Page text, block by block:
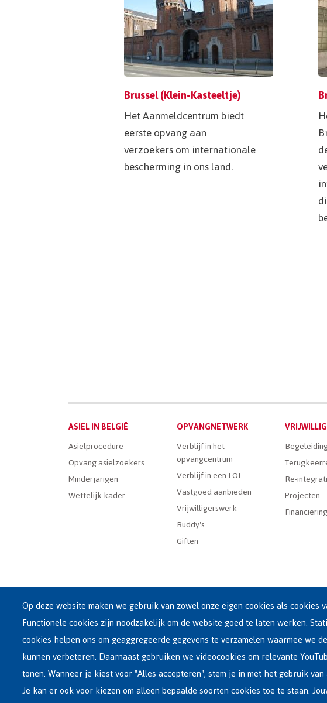
Brussel (Klein-Kasteeltje)
Het Aanmeldcentrum biedt
eerste opvang aan
verzoekers om internationale
bescherming in ons land.
Main
Dutch
Menu
ASIEL IN BELGIË
Asielprocedure
Opvang asielzoekers
Minderjarigen
Wettelijk kader
OPVANGNETWERK
Verblijf in het
opvangcentrum
Verblijf in een LOI
Vastgoed aanbieden
Vrijwilligerswerk
Buddy's
Giften
Re-
Projecten
Financiering
Hoofdzetel Fedasil
Kartuizersstraat 21 , 1000 Brussel
Email : info@fedasil.be • T : +32-(0)2-213 44 11 • F : +32-(0)2-213 44 22
Privacy, copyright en disclaimer | Toegankelijkheidsverklaring
Op deze website maken we gebruik van zowel onze eigen cookies als cookies
Functionele cookies zijn noodzakelijk om de website goed te laten werken.
cookies helpen ons om geaggregeerde gegevens te verzamelen waarmee we
kunnen verbeteren. Daarnaast gebruiken we videocookies om relevante
tonen. Wanneer je kiest voor "Alles accepteren", stem je in met het gebruik
Je kan er ook voor kiezen om alleen bepaalde soorten cookies toe te staan.